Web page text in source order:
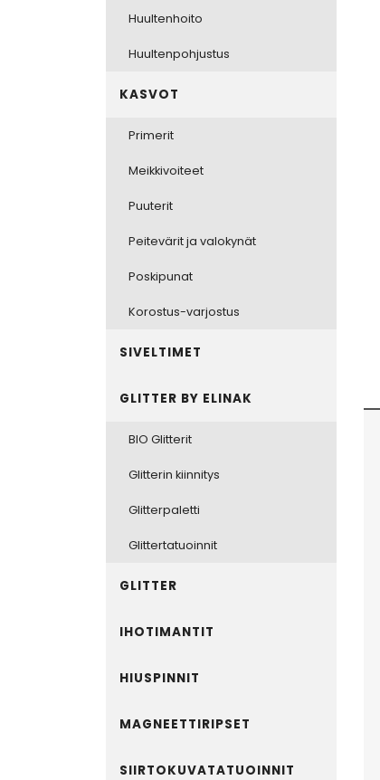
Huultenhoito
Huultenpohjustus
KASVOT
Primerit
Meikkivoiteet
Puuterit
Peitevärit ja valokynät
Poskipunat
Korostus-varjostus
SIVELTIMET
GLITTER BY ELINAK
BIO Glitterit
Glitterin kiinnitys
Glitterpaletti
Glittertatuoinnit
GLITTER
IHOTIMANTIT
HIUSPINNIT
MAGNEETTIRIPSET
SIIRTOKUVATATUOINNIT